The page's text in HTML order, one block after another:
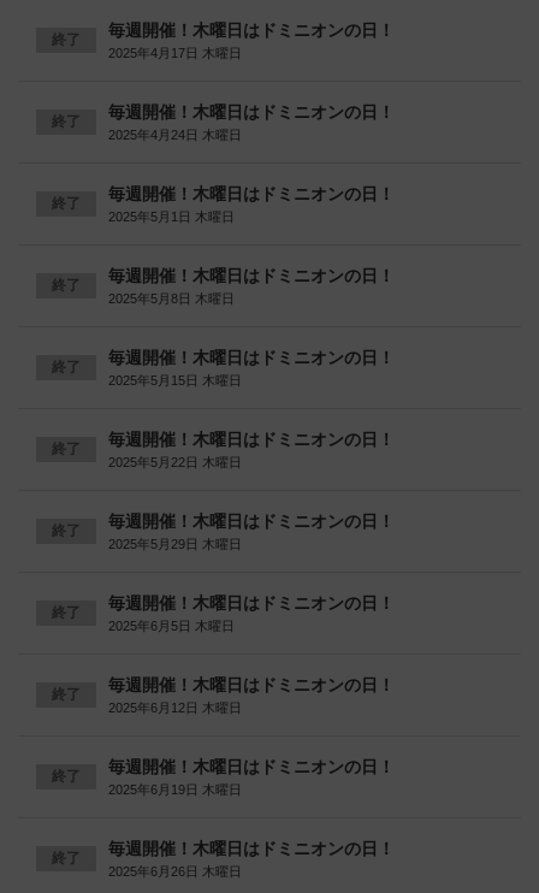
終了 毎週開催！木曜日はドミニオンの日！
2025年4月17日 木曜日
終了 毎週開催！木曜日はドミニオンの日！
2025年4月24日 木曜日
終了 毎週開催！木曜日はドミニオンの日！
2025年5月1日 木曜日
終了 毎週開催！木曜日はドミニオンの日！
2025年5月8日 木曜日
終了 毎週開催！木曜日はドミニオンの日！
2025年5月15日 木曜日
終了 毎週開催！木曜日はドミニオンの日！
2025年5月22日 木曜日
終了 毎週開催！木曜日はドミニオンの日！
2025年5月29日 木曜日
終了 毎週開催！木曜日はドミニオンの日！
2025年6月5日 木曜日
終了 毎週開催！木曜日はドミニオンの日！
2025年6月12日 木曜日
終了 毎週開催！木曜日はドミニオンの日！
2025年6月19日 木曜日
終了 毎週開催！木曜日はドミニオンの日！
2025年6月26日 木曜日